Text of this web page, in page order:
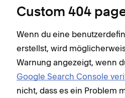
Custom 404
Wenn du eine
erstellst, wird
Warnung angezeigt, wenn
Google Search Console
nicht, dass es ein Problem